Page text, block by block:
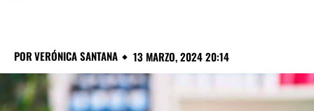
PORVERÓNICA SANTANA 13 MARZO, 2024 20:14